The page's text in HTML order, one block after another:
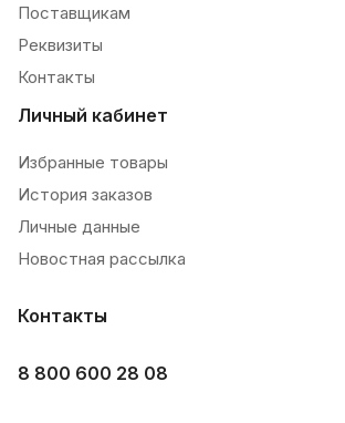
Поставщикам
Реквизиты
Контакты
Личный кабинет
Избранные товары
История заказов
Личные данные
Новостная рассылка
Контакты
8 800 600 28 08